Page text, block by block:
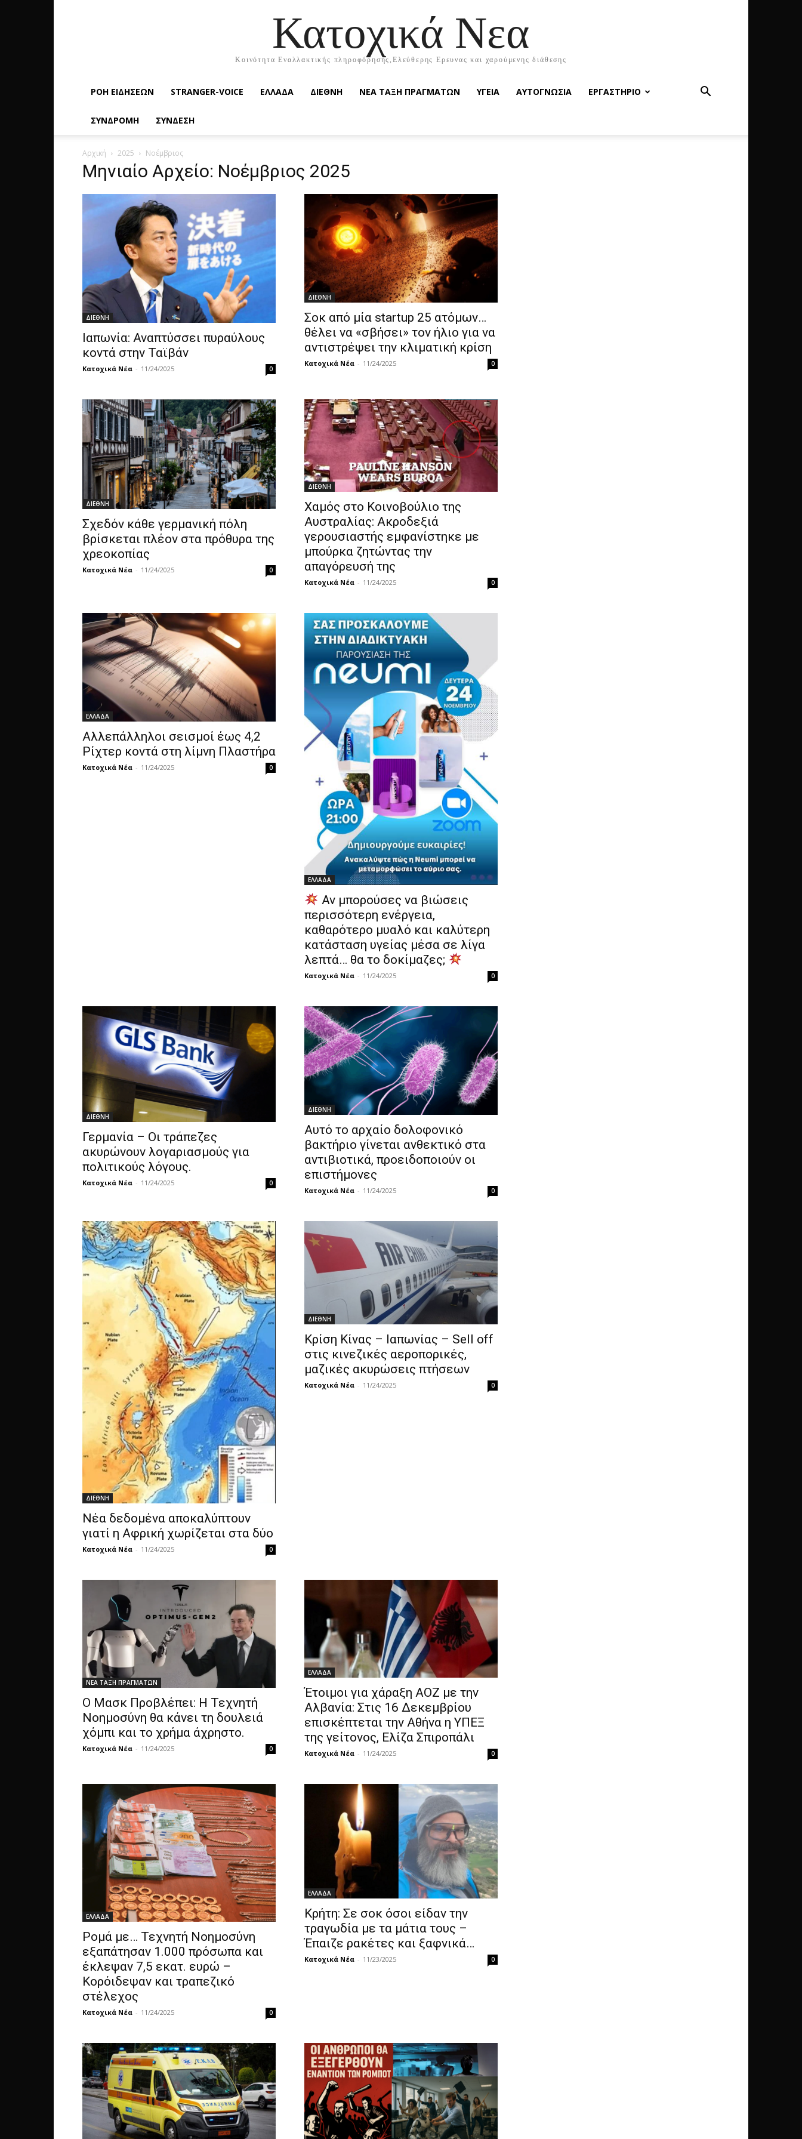
Κατοχικά Νεα
Κοινότητα Εναλλακτικής πληροφόρησης,Ελεύθερης Ερευνας και χαρούμενης διάθεσης
ΡΟΉ ΕΙΔΉΣΕΩΝ STRANGER-VOICE ΕΛΛΑΔΑ ΔΙΕΘΝΗ ΝΕΑ ΤΑΞΗ ΠΡΑΓΜΑΤΩΝ ΥΓΕΙΑ ΑΥΤΟΓΝΩΣΙΑ ΕΡΓΑΣΤΗΡΙΟ
ΣΥΝΔΡΟΜΗ ΣΥΝΔΕΣΗ
Αρχική 2025 Νοέμβριος
Μηνιαίο Αρχείο: Νοέμβριος 2025
ΔΙΕΘΝΗ
Ιαπωνία: Αναπτύσσει πυραύλους
κοντά στην Ταϊβάν
Κατοχικά Νέα - 11/24/2025 0
ΔΙΕΘΝΗ
Σοκ από μία startup 25 ατόμων…
θέλει να «σβήσει» τον ήλιο για να
αντιστρέψει την κλιματική κρίση
Κατοχικά Νέα - 11/24/2025 0
ΔΙΕΘΝΗ
Σχεδόν κάθε γερμανική πόλη
βρίσκεται πλέον στα πρόθυρα της
χρεοκοπίας
Κατοχικά Νέα - 11/24/2025 0
ΔΙΕΘΝΗ
Χαμός στο Κοινοβούλιο της
Αυστραλίας: Ακροδεξιά
γερουσιαστής εμφανίστηκε με
μπούρκα ζητώντας την
απαγόρευσή της
Κατοχικά Νέα - 11/24/2025 0
ΕΛΛΑΔΑ
Αλλεπάλληλοι σεισμοί έως 4,2
Ρίχτερ κοντά στη λίμνη Πλαστήρα
Κατοχικά Νέα - 11/24/2025 0
ΕΛΛΑΔΑ
Αν μπορούσες να βιώσεις
περισσότερη ενέργεια,
καθαρότερο μυαλό και καλύτερη
κατάσταση υγείας μέσα σε λίγα
λεπτά… θα το δοκίμαζες;
Κατοχικά Νέα - 11/24/2025 0
ΔΙΕΘΝΗ
Γερμανία – Οι τράπεζες
ακυρώνουν λογαριασμούς για
πολιτικούς λόγους.
Κατοχικά Νέα - 11/24/2025 0
ΔΙΕΘΝΗ
Αυτό το αρχαίο δολοφονικό
βακτήριο γίνεται ανθεκτικό στα
αντιβιοτικά, προειδοποιούν οι
επιστήμονες
Κατοχικά Νέα - 11/24/2025 0
ΔΙΕΘΝΗ
Νέα δεδομένα αποκαλύπτουν
γιατί η Αφρική χωρίζεται στα δύο
Κατοχικά Νέα - 11/24/2025 0
ΔΙΕΘΝΗ
Κρίση Κίνας – Ιαπωνίας – Sell off
στις κινεζικές αεροπορικές,
μαζικές ακυρώσεις πτήσεων
Κατοχικά Νέα - 11/24/2025 0
ΝΕΑ ΤΑΞΗ ΠΡΑΓΜΑΤΩΝ
Ο Μασκ Προβλέπει: Η Τεχνητή
Νοημοσύνη θα κάνει τη δουλειά
χόμπι και το χρήμα άχρηστο.
Κατοχικά Νέα - 11/24/2025 0
ΕΛΛΑΔΑ
Έτοιμοι για χάραξη ΑΟΖ με την
Αλβανία: Στις 16 Δεκεμβρίου
επισκέπτεται την Αθήνα η ΥΠΕΞ
της γείτονος, Ελίζα Σπιροπάλι
Κατοχικά Νέα - 11/24/2025 0
ΕΛΛΑΔΑ
Ρομά με… Τεχνητή Νοημοσύνη
εξαπάτησαν 1.000 πρόσωπα και
έκλεψαν 7,5 εκατ. ευρώ –
Κορόιδεψαν και τραπεζικό
στέλεχος
Κατοχικά Νέα - 11/24/2025 0
ΕΛΛΑΔΑ
Κρήτη: Σε σοκ όσοι είδαν την
τραγωδία με τα μάτια τους –
Έπαιζε ρακέτες και ξαφνικά…
Κατοχικά Νέα - 11/23/2025 0